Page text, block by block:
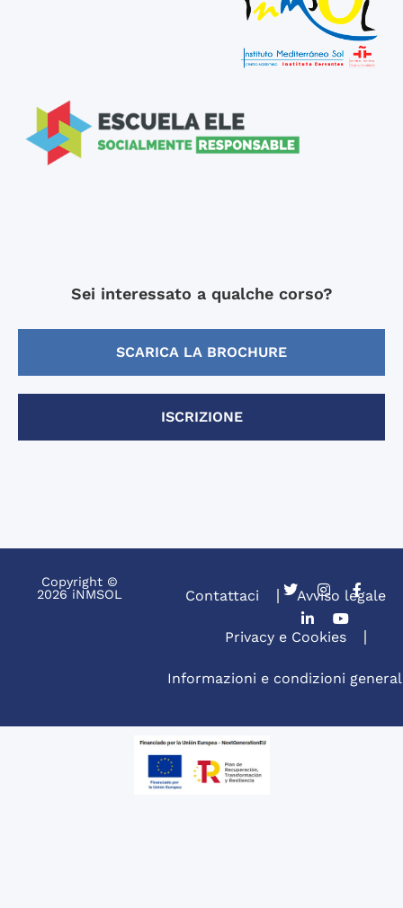
Sei interessato a qualche corso?
SCARICA LA BROCHURE
ISCRIZIONE
Copyright ©
2026 iNMSOL
Contattaci Avviso legale
Privacy e Cookies
Informazioni e condizioni